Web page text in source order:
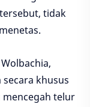
tidak
khusus
mencegah telur